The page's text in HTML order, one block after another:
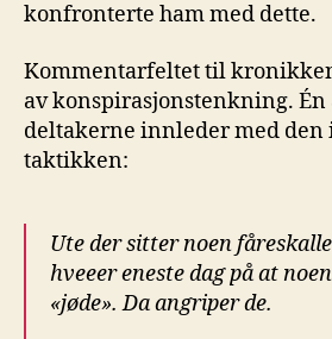
konfronterte ham med dette.
Kommentarfeltet til
av konspirasjonstenkning. Én
deltakerne innleder med den
taktikken:
Ute der sitter noen
hveeer eneste dag på at
«jøde». Da angriper de.